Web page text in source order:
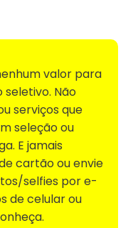
valor para
Não
serviços que
seleção ou
E jamais
cartão ou envie
selfies por e-
de celular ou